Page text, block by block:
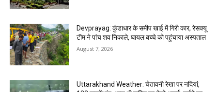
Devprayag: कुंडाधार के समीप खाई में गिरी कार, रेसक्यू
टीम ने पांच शव निकाले, घायल बच्चे को पहुंचाया अस्पताल
August 7, 2026
Uttarakhand Weather: चेतावनी रेखा पर नदियां,